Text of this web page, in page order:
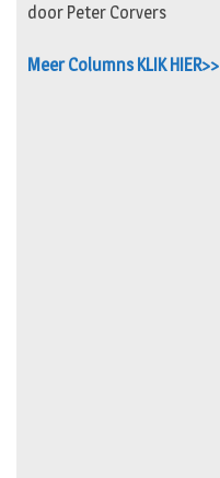
door Peter Corvers
Meer Columns KLIK HIER>>